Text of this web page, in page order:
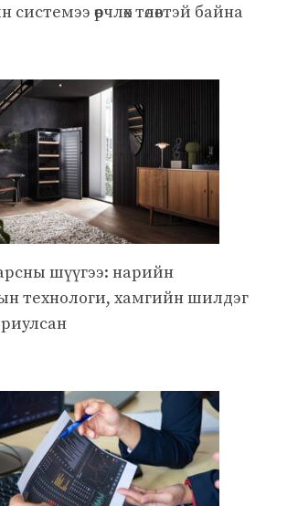
өөрчлөх төлөвтэй байна
шүүгээ: нарийн
технологи, хамгийн шилдэг